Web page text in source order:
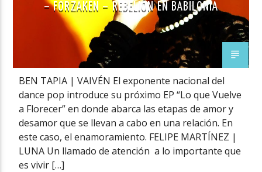
– FORZAKEN – REBELIÓN EN BABILONIA
BEN TAPIA | VAIVÉN El exponente nacional del
dance pop introduce su próximo EP “Lo que Vuelve
a Florecer” en donde abarca las etapas de amor y
desamor que se llevan a cabo en una relación. En
este caso, el enamoramiento. FELIPE MARTÍNEZ |
LUNA Un llamado de atención a lo importante que
es vivir […]